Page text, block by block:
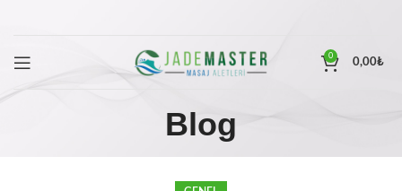
0
0,00₺
Blog